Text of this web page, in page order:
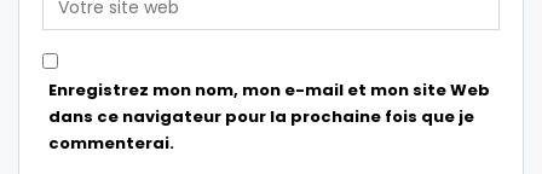
Enregistrez mon nom, mon e-mail et mon site Web
dans ce navigateur pour la prochaine fois que je
commenterai.